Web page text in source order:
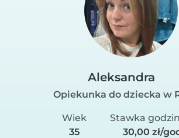
Aleksandra
Opiekunka do dziecka w
Wiek
35
Stawka
30,00 zł/